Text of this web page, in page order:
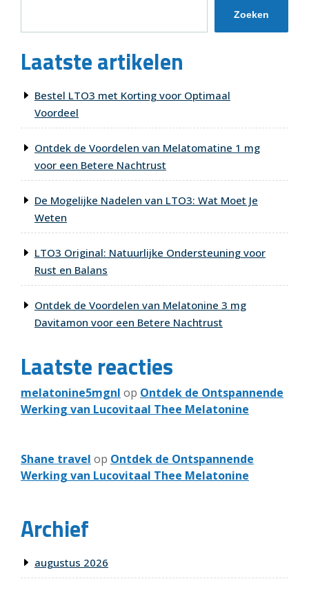
Zoeken
Laatste artikelen
Bestel LTO3 met Korting voor Optimaal
Voordeel
Ontdek de Voordelen van Melatomatine 1 mg
voor een Betere Nachtrust
De Mogelijke Nadelen van LTO3: Wat Moet Je
Weten
LTO3 Original: Natuurlijke Ondersteuning voor
Rust en Balans
Ontdek de Voordelen van Melatonine 3 mg
Davitamon voor een Betere Nachtrust
Laatste reacties
melatonine5mgnl op Ontdek de Ontspannende
Werking van Lucovitaal Thee Melatonine
Shane travel op Ontdek de Ontspannende
Werking van Lucovitaal Thee Melatonine
Archief
augustus 2026